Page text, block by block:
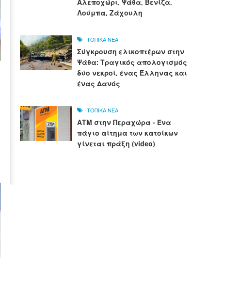
Αλεποχώρι, Ψάθα, Βενίζα,
Λούμπα, Ζάχουλη
ΤΟΠΙΚΑ ΝΕΑ
Σύγκρουση ελικοπτέρων στην
Ψάθα: Τραγικός απολογισμός
δύο νεκροί, ένας Έλληνας και
ένας Δανός
ΤΟΠΙΚΑ ΝΕΑ
ΑΤΜ στην Περαχώρα - Ένα
πάγιο αίτημα των κατοίκων
γίνεται πράξη (video)